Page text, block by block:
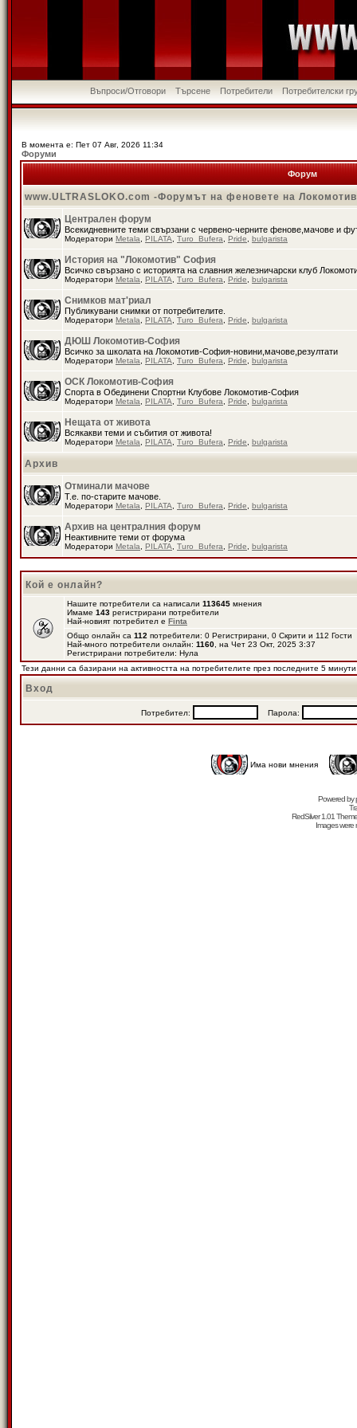
Въпроси/Отговори Търсене Потребители Потребителски
В момента е: Пет 07 Авг, 2026 11:34
Форуми
Форум
www.ULTRASLOKO.com -Форумът на феновете на
Централен форум
Всекидневните теми свързани с червено-черните фенове,мачове и
Модератори Metala PILATA Turo_Bufera Pride bulgarista
История на "Локомотив" София
Всичко свързано с историята на славния железничарски клуб
Модератори Metala PILATA Turo_Bufera Pride bulgarista
Снимков мат'риал
Публикувани снимки от потребителите.
Модератори Metala PILATA Turo_Bufera Pride bulgarista
ДЮШ Локомотив-София
Всичко за школата на Локомотив-София-новини,мачове,резултати
Модератори Metala PILATA Turo_Bufera Pride bulgarista
ОСК Локомотив-София
Спорта в Обединени Спортни Клубове Локомотив-София
Модератори Metala PILATA Turo_Bufera Pride bulgarista
Нещата от живота
Всякакви теми и събития от живота!
Модератори Metala PILATA Turo_Bufera Pride bulgarista
Архив
Отминали мачове
Т.е. по-старите мачове.
Модератори Metala PILATA Turo_Bufera Pride bulgarista
Архив на централния форум
Неактивните теми от форума
Модератори Metala PILATA Turo_Bufera Pride bulgarista
Кой е онлайн?
Нашите потребители са написали 113645 мнения
Имаме 143 регистрирани потребители
Най-новият потребител е Finta
Общо онлайн са 112 потребители: 0 Регистрирани, 0 Скрити и 112
Най-много потребители онлайн: 1160 , на Чет 23 Окт, 2025 3:37
Регистрирани потребители: Нула
Тези данни са базирани на активността на потребителите през последните 5 минути
Вход
Потребител: Парола:
Има нови мнения
Powered by
RedSilver 1.01
Images were